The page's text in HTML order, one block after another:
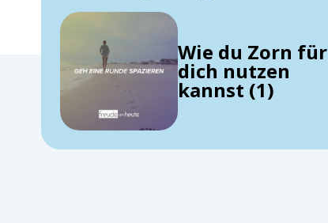
Wie du Zorn für
dich nutzen
kannst (1)